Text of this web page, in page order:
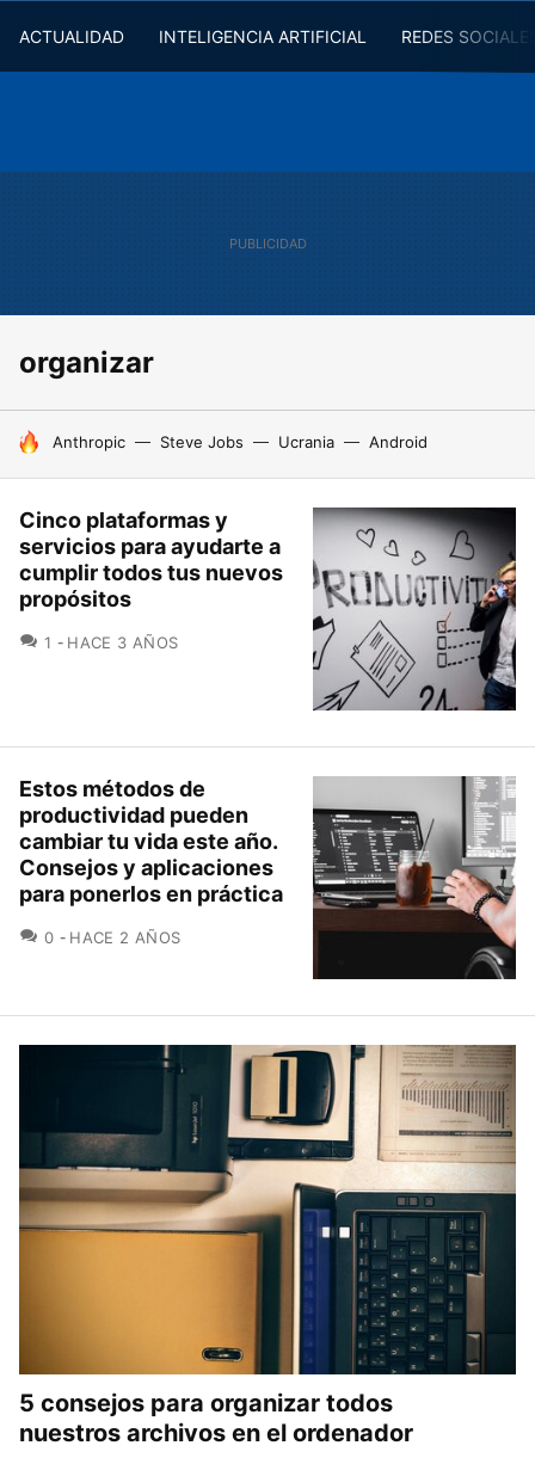
ACTUALIDAD INTELIGENCIA ARTIFICIAL REDES
organizar
HOY SE HABLA DE
Anthropic Steve Jobs Ucrania Android
Cinco plataformas y
servicios para ayudarte a
cumplir todos tus nuevos
propósitos
1 COMENTARIOS
HACE 3 AÑOS
Estos métodos de
productividad pueden
cambiar tu vida este año.
Consejos y aplicaciones
para ponerlos en práctica
0 COMENTARIOS
HACE 2 AÑOS
5 consejos para organizar todos
nuestros archivos en el ordenador